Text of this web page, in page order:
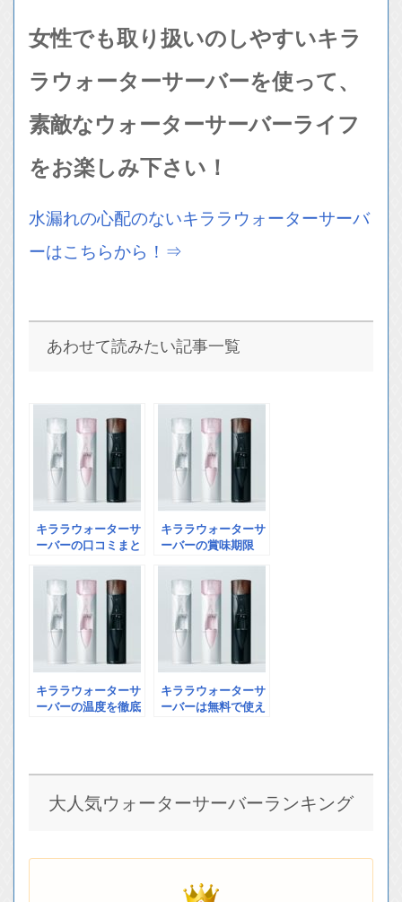
女性でも取り扱いのしやすいキラ
ラウォーターサーバーを使って、
素敵なウォーターサーバーライフ
をお楽しみ下さい！
水漏れの心配のないキララウォーターサーバ
ーはこちらから！⇒
あわせて読みたい記事一覧
キララウォーターサ
ーバーの口コミまと
キララウォーターサ
ーバーの賞味期限
ぞ…!
キララウォーターサ
ーバーの温度を徹底
キララウォーターサ
ーバーは無料で使え
大人気ウォーターサーバーランキング